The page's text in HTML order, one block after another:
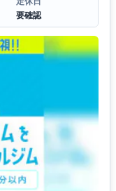
要確認